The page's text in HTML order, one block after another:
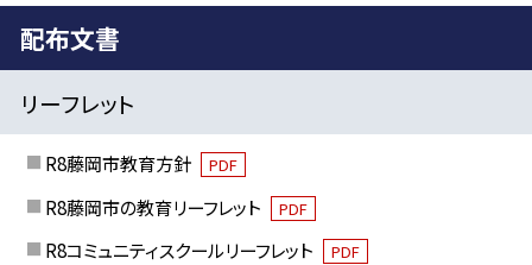
配布文書
リーフレット
R8藤岡市教育方針 PDF
R8藤岡市の教育リーフレット PDF
R8コミュニティスクールリーフレット PDF